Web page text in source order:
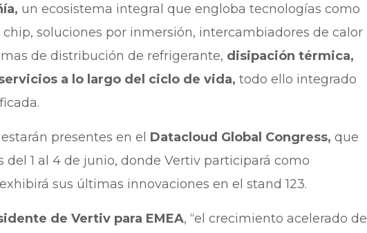
un ecosistema integral que engloba tecnologías como
soluciones por inmersión, intercambiadores de calor
de distribución de refrigerante, disipación térmica,
a lo largo del ciclo de vida, todo ello integrado
presentes en el Datacloud Global Congress, que
del 1 al 4 de junio, donde Vertiv participará como
sus últimas innovaciones en el stand 123.
de Vertiv para EMEA, “el crecimiento acelerado de